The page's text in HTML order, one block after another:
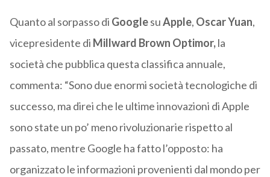
Quanto al sorpasso di GooglesuApple, Oscar Yuan,
vicepresidente di Millward Brown Optimor,la
società che pubblica questa classifica annuale,
commenta: “Sono due enormi società tecnologiche di
successo, ma direi che le ultime innovazioni di Apple
sono state un po’ meno rivoluzionarie rispetto al
passato, mentre Google ha fatto l’opposto: ha
organizzato le informazioni provenienti dal mondo per